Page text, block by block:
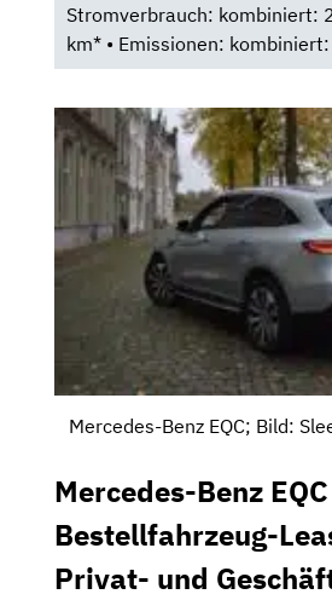
Stromverbrauch: kombiniert:
km* • Emissionen:
Mercedes-Benz EQC; Bild:
Mercedes-Benz
Bestellfahrzeug-
Privat- und